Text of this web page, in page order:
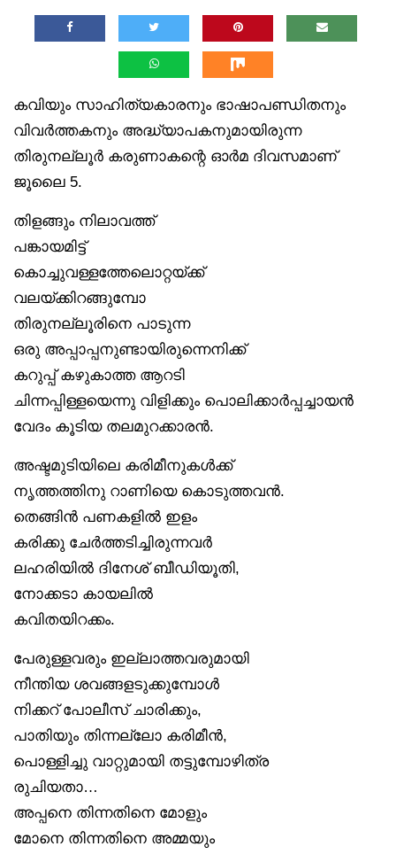
കവിയും സാഹിത്യകാരനും ഭാഷാപണ്ഡിതനും
വിവർത്തകനും അദ്ധ്യാപകനുമായിരുന്ന
തിരുനല്ലൂർ കരുണാകന്റെ ഓർമ ദിവസമാണ്
ജൂലൈ 5.
തിളങ്ങും നിലാവത്ത്
പങ്കായമിട്ട്
കൊച്ചുവള്ളത്തേലൊറ്റയ്ക്ക്
വലയ്ക്കിറങ്ങുമ്പോ
തിരുനല്ലൂരിനെ പാടുന്ന
ഒരു അപ്പാപ്പനുണ്ടായിരുന്നെനിക്ക്
കറുപ്പ് കഴുകാത്ത ആറടി
ചിന്നപ്പിള്ളയെന്നു വിളിക്കും പൊലിക്കാർപ്പച്ചായൻ
വേദം കൂടിയ തലമുറക്കാരൻ.
അഷ്ടമുടിയിലെ കരിമീനുകൾക്ക്
നൃത്തത്തിനു റാണിയെ കൊടുത്തവൻ.
തെങ്ങിൻ പണകളിൽ ഇളം
കരിക്കു ചേർത്തടിച്ചിരുന്നവർ
ലഹരിയിൽ ദിനേശ് ബീഡിയൂതി,
നോക്കടാ കായലിൽ
കവിതയിറക്കം.
പേരുള്ളവരും ഇല്ലാത്തവരുമായി
നീന്തിയ ശവങ്ങളടുക്കുമ്പോൾ
നിക്കറ് പോലീസ് ചാരിക്കും,
പാതിയും തിന്നല്ലോ കരിമീൻ,
പൊള്ളിച്ചു വാറ്റുമായി തട്ടുമ്പോഴിത്ര
രുചിയതാ…
അപ്പനെ തിന്നതിനെ മോളും
മോനെ തിന്നതിനെ അമ്മയും